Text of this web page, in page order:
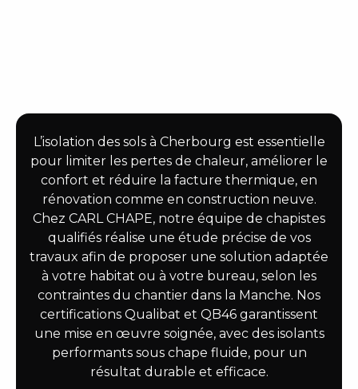
L’isolation des sols à Cherbourg est essentielle
pour limiter les pertes de chaleur, améliorer le
confort et réduire la facture thermique, en
rénovation comme en construction neuve.
Chez CARL CHAPE, notre équipe de chapistes
qualifiés réalise une étude précise de vos
travaux afin de proposer une solution adaptée
à votre habitat ou à votre bureau, selon les
contraintes du chantier dans la Manche. Nos
certifications Qualibat et QB46 garantissent
une mise en œuvre soignée, avec des isolants
performants sous chape fluide, pour un
résultat durable et efficace.